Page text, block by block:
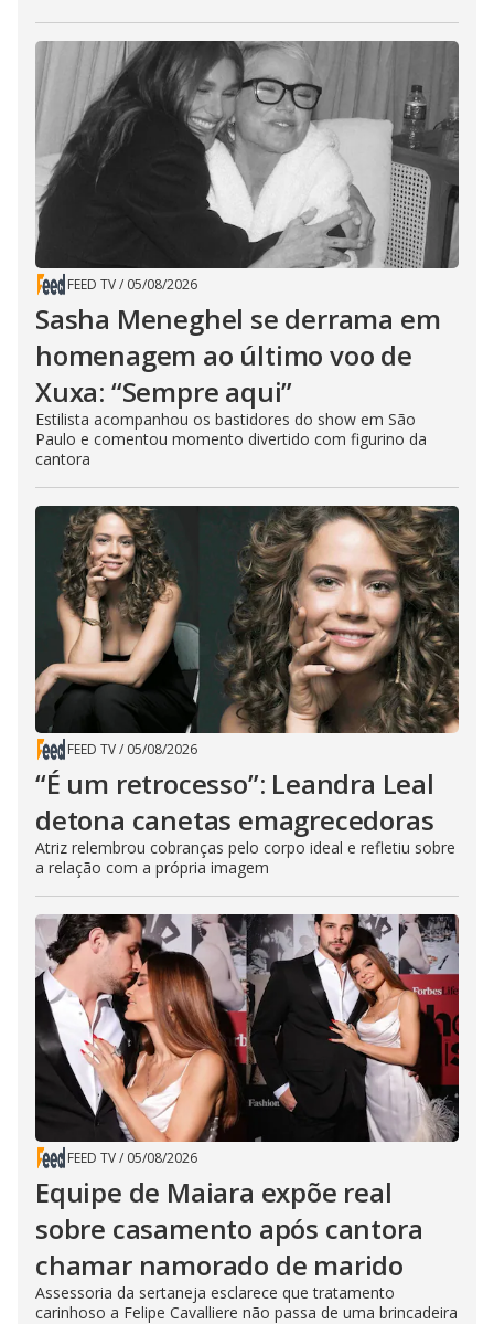
FEED TV/ 05/08/2026
Sasha Meneghel se derrama em
homenagem ao último voo de
Xuxa: “Sempre aqui”
Estilista acompanhou os bastidores do show em São
Paulo e comentou momento divertido com figurino da
cantora
FEED TV/ 05/08/2026
“É um retrocesso”: Leandra Leal
detona canetas emagrecedoras
Atriz relembrou cobranças pelo corpo ideal e refletiu sobre
a relação com a própria imagem
FEED TV/ 05/08/2026
Equipe de Maiara expõe real
sobre casamento após cantora
chamar namorado de marido
Assessoria da sertaneja esclarece que tratamento
carinhoso a Felipe Cavalliere não passa de uma brincadeira